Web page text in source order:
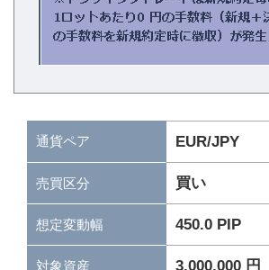
通貨ペア EUR/JPY
売買区分 買い
想定変動幅 450.0 PIP
対象資産 3,000,000 円